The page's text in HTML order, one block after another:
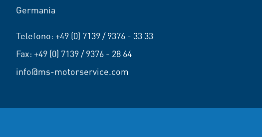
Germania
Telefono: +49 (0) 7139 / 9376 - 33 33
Fax: +49 (0) 7139 / 9376 - 28 64
info@ms-motorservice.com